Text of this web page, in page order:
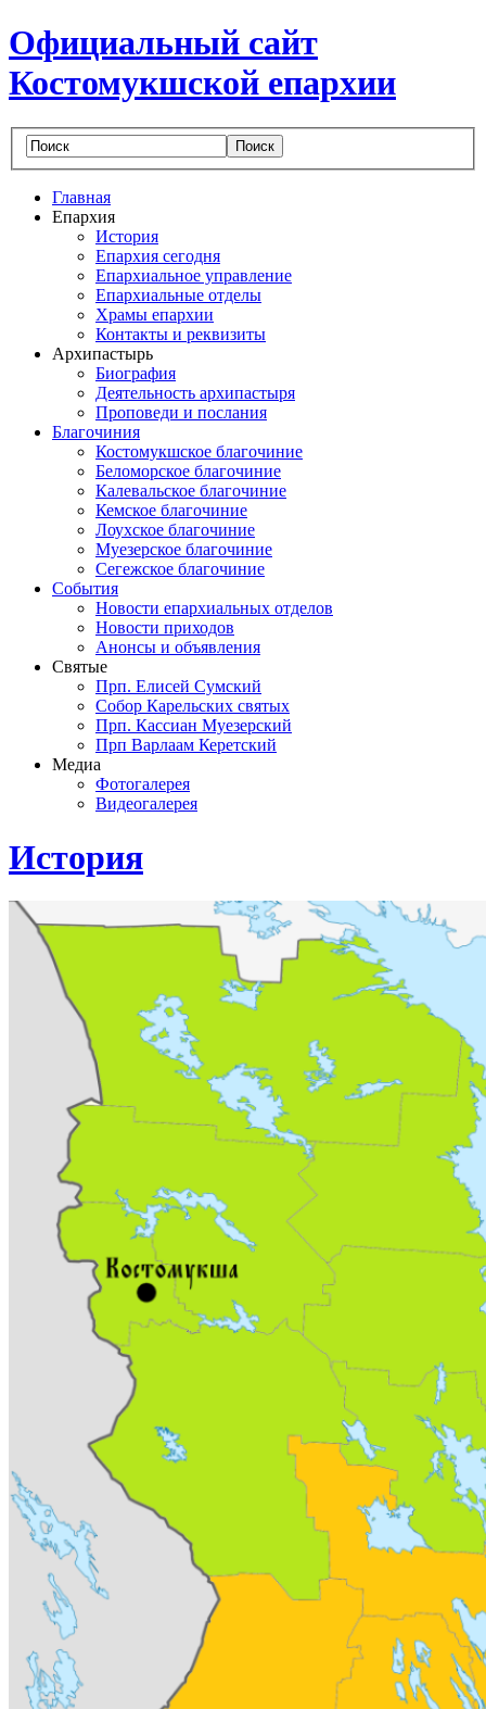
Официальный сайт
Костомукшской епархии
Главная
Епархия
История
Епархия сегодня
Епархиальное управление
Епархиальные отделы
Храмы епархии
Контакты и реквизиты
Архипастырь
Биография
Деятельность архипастыря
Проповеди и послания
Благочиния
Костомукшское благочиние
Беломорское благочиние
Калевальское благочиние
Кемское благочиние
Лоухское благочиние
Муезерское благочиние
Сегежское благочиние
События
Новости епархиальных отделов
Новости приходов
Анонсы и объявления
Святые
Прп. Елисей Сумский
Собор Карельских святых
Прп. Кассиан Муезерский
Прп Варлаам Керетский
Медиа
Фотогалерея
Видеогалерея
История